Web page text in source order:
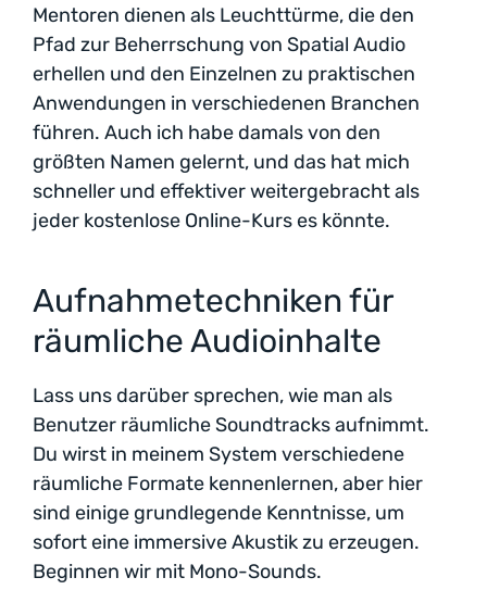
Mentoren dienen als Leuchttürme, die den
Pfad zur Beherrschung von Spatial Audio
erhellen und den Einzelnen zu praktischen
Anwendungen in verschiedenen Branchen
führen. Auch ich habe damals von den
größten Namen gelernt, und das hat mich
schneller und effektiver weitergebracht als
jeder kostenlose Online-Kurs es könnte.
Aufnahmetechniken für
räumliche Audioinhalte
Lass uns darüber sprechen, wie man als
Benutzer räumliche Soundtracks aufnimmt.
Du wirst in meinem System verschiedene
räumliche Formate kennenlernen, aber hier
sind einige grundlegende Kenntnisse, um
sofort eine immersive Akustik zu erzeugen.
Beginnen wir mit Mono-Sounds.